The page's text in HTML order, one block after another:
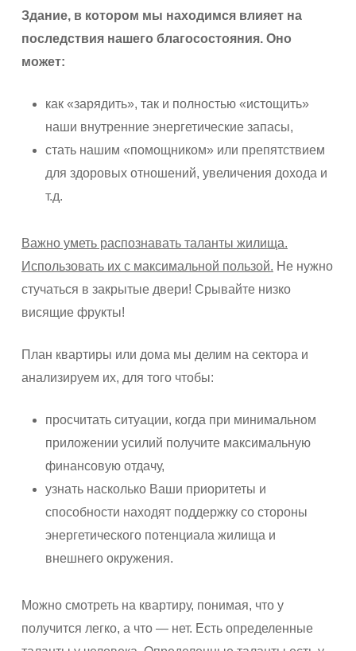
Здание, в котором мы находимся влияет на
последствия нашего благосостояния. Оно
может:
как «зарядить», так и полностью «истощить»
наши внутренние энергетические запасы,
стать нашим «помощником» или препятствием
для здоровых отношений, увеличения дохода и
т.д.
Важно уметь распознавать таланты жилища.
Использовать их с максимальной пользой. Не нужно
стучаться в закрытые двери! Срывайте низко
висящие фрукты!
План квартиры или дома мы делим на сектора и
анализируем их, для того чтобы:
просчитать ситуации, когда при минимальном
приложении усилий получите максимальную
финансовую отдачу,
узнать насколько Ваши приоритеты и
способности находят поддержку со стороны
энергетического потенциала жилища и
внешнего окружения.
Можно смотреть на квартиру, понимая, что у
получится легко, а что — нет. Есть определенные